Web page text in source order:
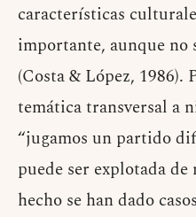
características
importante, aunque no
(Costa & López, 1986).
temática transversal a
“jugamos un partido
puede ser explotada de
hecho se han dado